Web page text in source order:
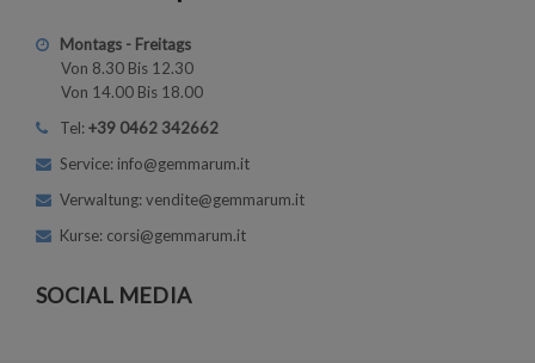
Montags - Freitags
Von 8.30 Bis 12.30
Von 14.00 Bis 18.00
Tel:+39 0462 342662
Service: info@gemmarum.it
Verwaltung: vendite@gemmarum.it
Kurse: corsi@gemmarum.it
SOCIAL MEDIA